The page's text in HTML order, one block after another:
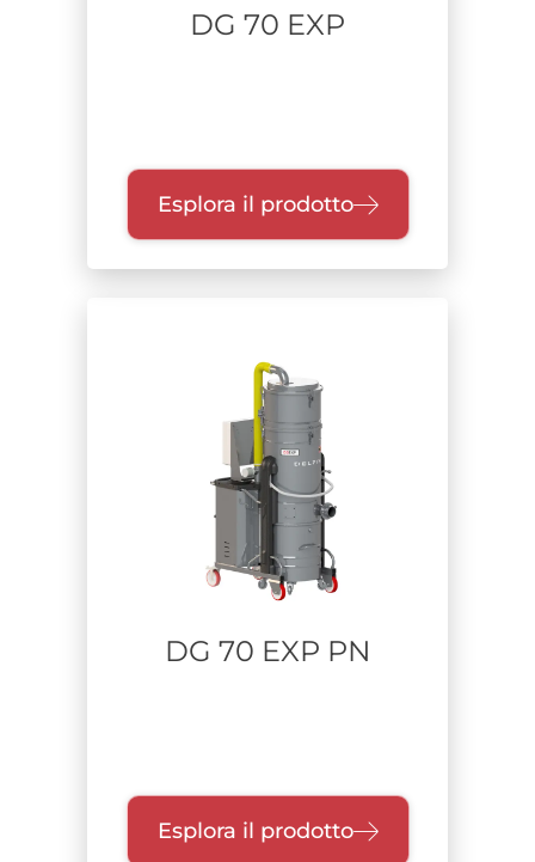
DG 70 EXP
Esplora il prodotto
DG 70 EXP PN
Esplora il prodotto